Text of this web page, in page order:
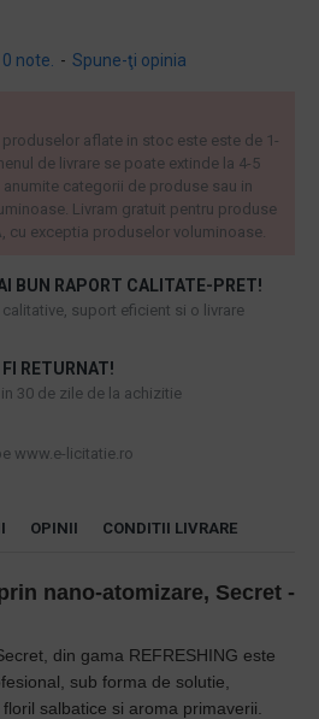
note. - Spune-ţi opinia
BUN RAPORT CALITATE-PRET!
suport eficient si o livrare
RETURNAT!
30 de zile de la achizitie
www.e-licitatie.ro
produselor aflate in stoc este este de 1-
de livrare se poate extinde la 4-5
categorii de produse sau in
Livram gratuit pentru produse
cu exceptia produselor voluminoase.
OPINII CONDITII LIVRARE
nano-atomizare, Secret -
din gama REFRESHING este
sub forma de solutie,
floril salbatice si aroma primaverii.